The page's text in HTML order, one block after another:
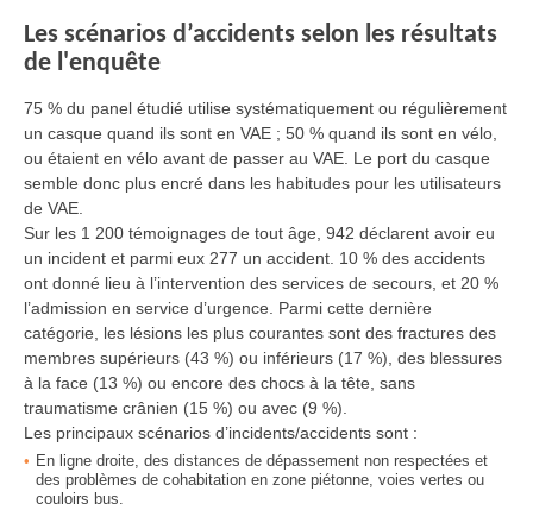
Les scénarios d’accidents selon les résultats
de l'enquête
75 % du panel étudié utilise systématiquement ou régulièrement
un casque quand ils sont en VAE ; 50 % quand ils sont en vélo,
ou étaient en vélo avant de passer au VAE. Le port du casque
semble donc plus encré dans les habitudes pour les utilisateurs
de VAE.
Sur les 1 200 témoignages de tout âge, 942 déclarent avoir eu
un incident et parmi eux 277 un accident. 10 % des accidents
ont donné lieu à l’intervention des services de secours, et 20 %
l’admission en service d’urgence. Parmi cette dernière
catégorie, les lésions les plus courantes sont des fractures des
membres supérieurs (43 %) ou inférieurs (17 %), des blessures
à la face (13 %) ou encore des chocs à la tête, sans
traumatisme crânien (15 %) ou avec (9 %).
Les principaux scénarios d’incidents/accidents sont :
En ligne droite, des distances de dépassement non respectées et
des problèmes de cohabitation en zone piétonne, voies vertes ou
couloirs bus.